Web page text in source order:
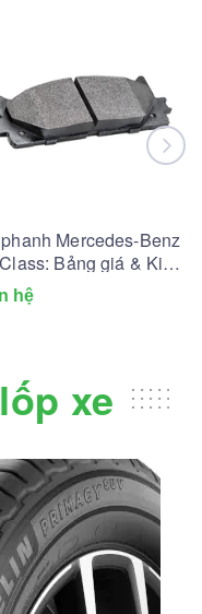
Mercedes-Benz
Bảng giá & Kinh
thay lắp
hệ
xe